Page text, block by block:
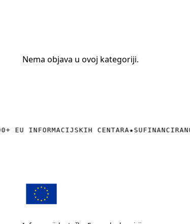
Nema objava u ovoj kategoriji.
EU INFORMACIJSKIH CENTARA★